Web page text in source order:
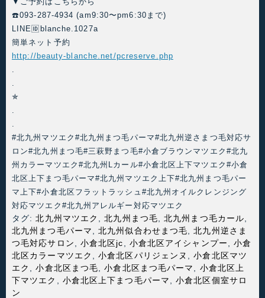
☎️093-287-4934 (am9:30〜pm6:30まで)
LINE🆔blanche.1027a
簡単ネット予約
http://beauty-blanche.net/pcreserve.php
.
.
✯
.
.
#北九州マツエク#北九州まつ毛パーマ#北九州逆さまつ毛対応サ
ロン#北九州まつ毛#三萩野まつ毛#小倉ブラウンマツエク#北九
州カラーマツエク#北九州Lカール#小倉北区上下マツエク#小倉
北区上下まつ毛パーマ#北九州マツエク上下#北九州まつ毛パー
マ上下#小倉北区フラットラッシュ#北九州オイルクレンジング
対応マツエク#北九州アレルギー対応マツエク
タグ:北九州マツエク ,北九州まつ毛 ,北九州まつ毛カール
北九州まつ毛パーマ
,北九州似合わせまつ毛 ,北九州逆さま
つ毛対応サロン
小倉北区jc 小倉北区アイシャンプー ,小倉
北区カラーマツエク
,小倉北区パリジェンヌ ,小倉北区マツ
エク
,小倉北区まつ毛 ,小倉北区まつ毛パーマ
小倉北区上
下マツエク
小倉北区上下まつ毛パーマ ,小倉北区個室サロ
ン